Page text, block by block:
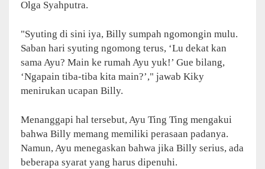
Olga Syahputra.
"Syuting di sini iya, Billy sumpah ngomongin mulu.
Saban hari syuting ngomong terus, ‘Lu dekat kan
sama Ayu? Main ke rumah Ayu yuk!’ Gue bilang,
‘Ngapain tiba-tiba kita main?’," jawab Kiky
menirukan ucapan Billy.
Menanggapi hal tersebut, Ayu Ting Ting mengakui
bahwa Billy memang memiliki perasaan padanya.
Namun, Ayu menegaskan bahwa jika Billy serius, ada
beberapa syarat yang harus dipenuhi.